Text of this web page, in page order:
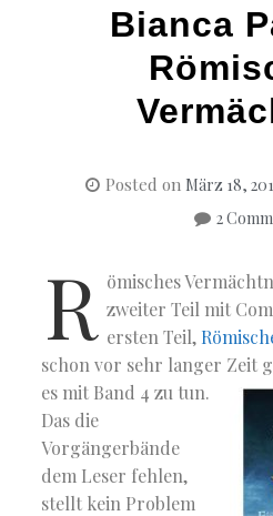
Bianca
Posted on März 18,
2
R ömisches
zweiter Teil mit
ersten Teil,
schon vor sehr langer Zeit
es mit Band 4 zu tun.
Das die
Vorgängerbände
dem Leser fehlen,
stellt kein Problem